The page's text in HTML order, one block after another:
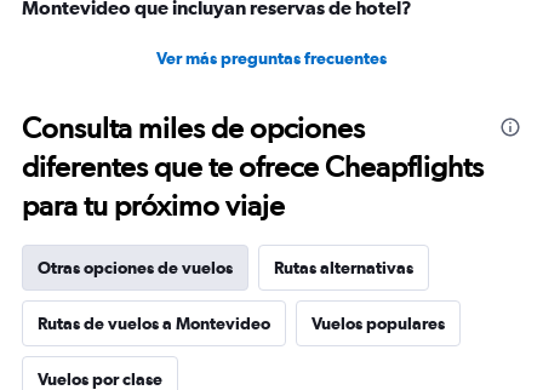
Montevideo que incluyan reservas de hotel?
Ver más preguntas frecuentes
Consulta miles de opciones
diferentes que te ofrece Cheapflights
para tu próximo viaje
Otras opciones de vuelos Rutas alternativas
Rutas de vuelos a Montevideo Vuelos populares
Vuelos por clase